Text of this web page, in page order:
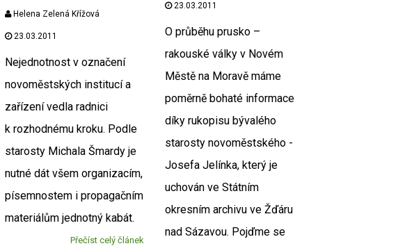
Helena Zelená Křížová
23.03.2011
Nejednotnost v označení
novoměstských institucí a
zařízení vedla radnici
k rozhodnému kroku. Podle
starosty Michala Šmardy je
nutné dát všem organizacím,
písemnostem i propagačním
materiálům jednotný kabát.
Přečíst celý článek
23.03.2011
O průběhu prusko –
rakouské války v Novém
Městě na Moravě máme
poměrně bohaté informace
díky rukopisu bývalého
starosty novoměstského -
Josefa Jelínka, který je
uchován ve Státním
okresním archivu ve Žďáru
nad Sázavou. Pojďme se